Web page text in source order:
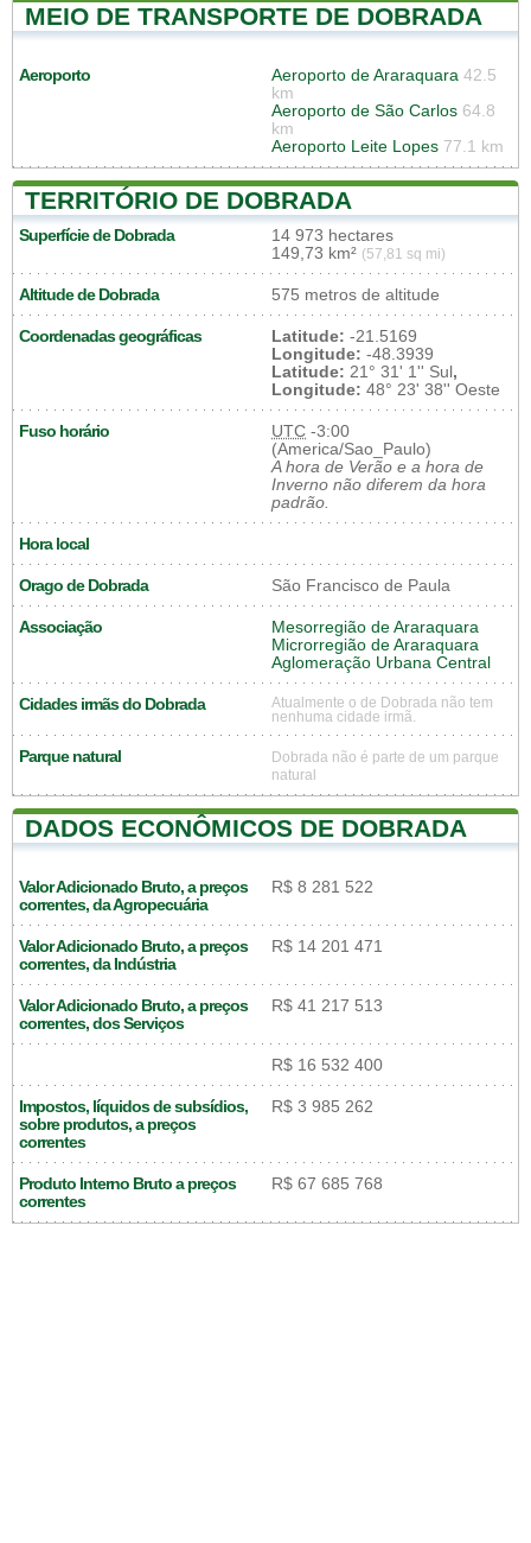
MEIO DE TRANSPORTE DE DOBRADA
Aeroporto Aeroporto de Araraquara 42.5
km
Aeroporto de São Carlos 64.8
km
Aeroporto Leite Lopes 77.1 km
TERRITÓRIO DE DOBRADA
Superfície de Dobrada
14 973 hectares
149,73 km² (57,81 sq mi)
Altitude de Dobrada 575 metros de altitude
Coordenadas geográficas Latitude: -21.5169
Longitude: -48.3939
Latitude: 21° 31' 1'' Sul,
Longitude: 48° 23' 38'' Oeste
Fuso horário UTC -3:00
(America/Sao_Paulo)
A hora de Verão e a hora de
Inverno não diferem da hora
padrão.
Hora local
Orago de Dobrada São Francisco de Paula
Associação
Mesorregião de Araraquara
Microrregião de Araraquara
Aglomeração Urbana Central
Cidades irmãs do Dobrada
Atualmente o de Dobrada não tem
nenhuma cidade irmã.
Parque natural
Dobrada não é parte de um parque
natural
DADOS ECONÔMICOS DE DOBRADA
Valor Adicionado Bruto, a preços
correntes, da Agropecuária
R$ 8 281 522
Valor Adicionado Bruto, a preços
correntes, da Indústria
R$ 14 201 471
Valor Adicionado Bruto, a preços
correntes, dos Serviços
R$ 41 217 513
R$ 16 532 400
Impostos, líquidos de subsídios,
sobre produtos, a preços
correntes
R$ 3 985 262
Produto Interno Bruto a preços
correntes
R$ 67 685 768